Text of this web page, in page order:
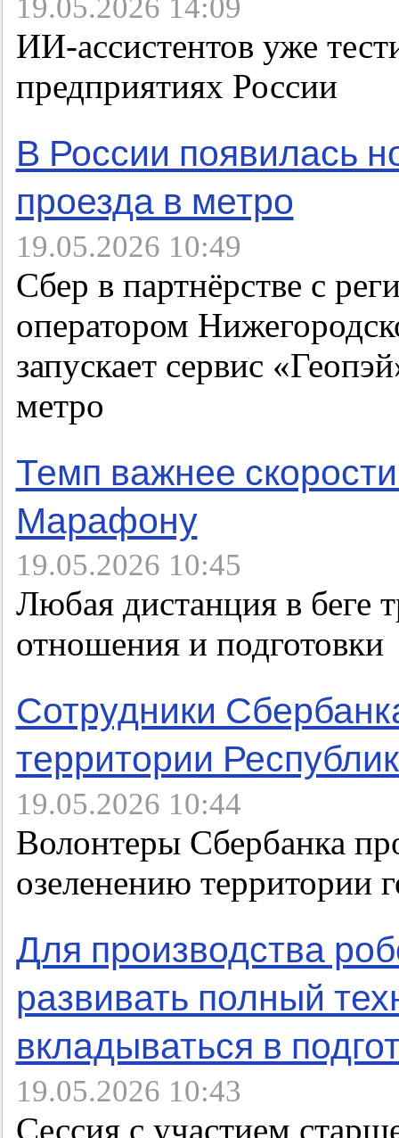
19.05.2026 14:09
ИИ-ассистентов уже
предприятиях России
В России появилась
проезда в метро
19.05.2026 10:49
Сбер в партнёрстве с
оператором
запускает сервис
метро
Темп важнее
Марафону
19.05.2026 10:45
Любая дистанция в беге
отношения и подготовки
Сотрудники
территории
19.05.2026 10:44
Волонтеры Сбербанка
озеленению территории
Для производства
развивать полный
вкладываться в
19.05.2026 10:43
Сессия с участием